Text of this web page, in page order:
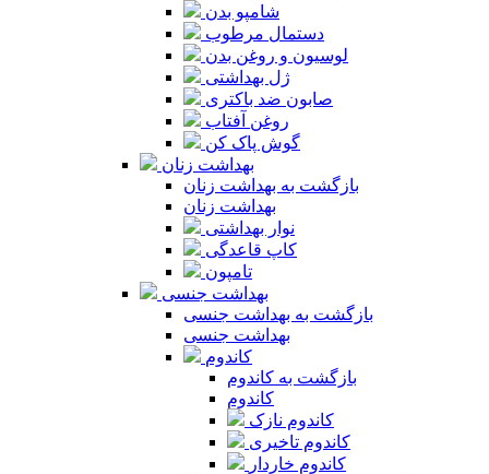
شامپو بدن
دستمال مرطوب
لوسیون و روغن بدن
ژل بهداشتی
صابون ضد باکتری
روغن آفتاب
گوش پاک کن
بهداشت زنان
بازگشت به بهداشت زنان
بهداشت زنان
نوار بهداشتی
کاپ قاعدگی
تامپون
بهداشت جنسی
بازگشت به بهداشت جنسی
بهداشت جنسی
کاندوم
بازگشت به کاندوم
کاندوم
کاندوم نازک
کاندوم تاخیری
کاندوم خاردار